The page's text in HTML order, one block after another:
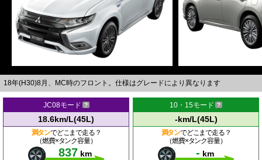
18年(H30)8月、MC時のフロント。仕様はグレードにより異なります
JC08モード
18.6km/L(45L)
満タンでどこまで走る？
（燃費×タンク容量）
837 km
10・15モード
-km/L(45L)
満タンでどこまで走る？
（燃費×タンク容量）
- km